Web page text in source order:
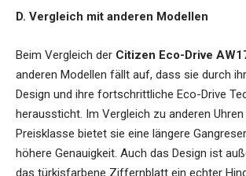
D. Vergleich mit anderen Modellen
Beim Vergleich der Citizen Eco-Drive
anderen Modellen fällt auf, dass sie durch
Design und ihre fortschrittliche Eco-Drive
heraussticht. Im Vergleich zu anderen
Preisklasse bietet sie eine längere
höhere Genauigkeit. Auch das Design ist
das türkisfarbene Ziffernblatt ein echter